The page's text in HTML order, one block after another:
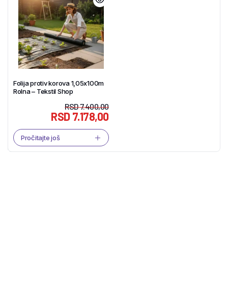
Folija protiv korova 1,05x100m
Rolna – Tekstil Shop
RSD7.400,00
RSD7.178,00
Pročitajte još